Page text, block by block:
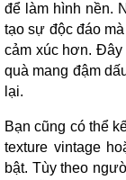
để làm hình nền.
tạo sự độc đáo
cảm xúc hơn. Đây
quà mang đậm
lại.
Bạn cũng có thể
texture vintage
bật. Tùy theo